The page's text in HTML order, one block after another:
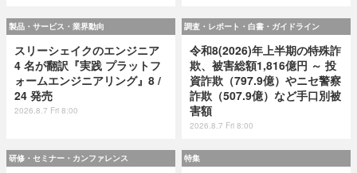
製品・サービス・業界動向
スリーシェイクのエンジニア
4 名が翻訳『実践 プラットフ
ォームエンジニアリング』8 /
24 発売
2026.8.7 Fri 8:00
調査・レポート・白書・ガイドライン
令和8(2026)年上半期の特殊詐
欺、被害総額1,816億円 ～ 投
資詐欺（797.9億）やニセ警察
詐欺（507.9億）など手口別被
害額
2026.8.7 Fri 8:00
研修・セミナー・カンファレンス 特集